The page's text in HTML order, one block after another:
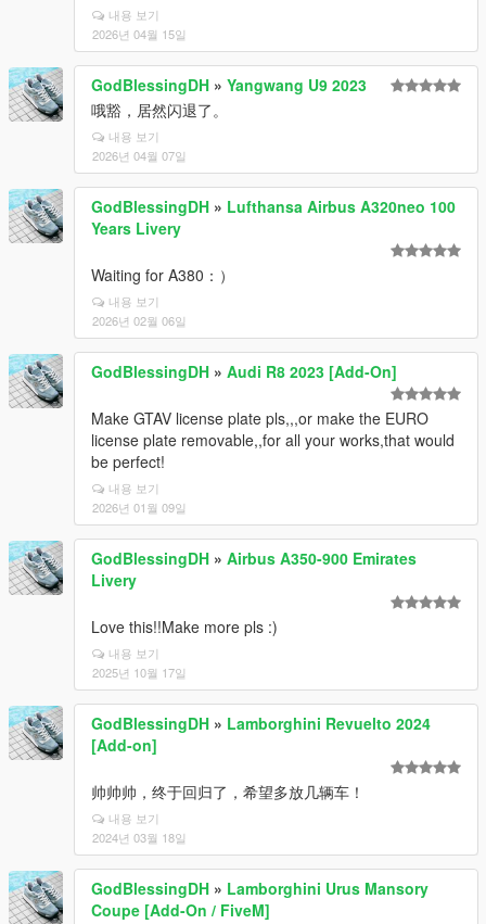
내용 보기
2026년 04월 15일
GodBlessingDH » Yangwang U9 2023
哦豁，居然闪退了。
내용 보기
2026년 04월 07일
GodBlessingDH » Lufthansa Airbus A320neo 100
Years Livery
Waiting for A380：）
내용 보기
2026년 02월 06일
GodBlessingDH » Audi R8 2023 [Add-On]
Make GTAV license plate pls,,,or make the EURO
license plate removable,,for all your works,that would
be perfect!
내용 보기
2026년 01월 09일
GodBlessingDH » Airbus A350-900 Emirates
Livery
Love this!!Make more pls :)
내용 보기
2025년 10월 17일
GodBlessingDH » Lamborghini Revuelto 2024
[Add-on]
帅帅帅，终于回归了，希望多放几辆车！
내용 보기
2024년 03월 18일
GodBlessingDH » Lamborghini Urus Mansory
Coupe [Add-On / FiveM]